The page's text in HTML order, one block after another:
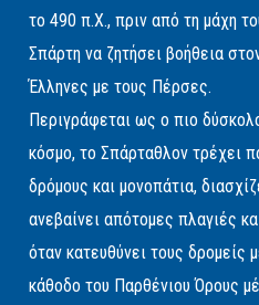
το 490 π.Χ., πριν από τη μάχη
Σπάρτη να ζητήσει βοήθεια
Έλληνες με τους Πέρσες.
Περιγράφεται ως ο πιο
κόσμο, το Σπάρταθλον τρέχει
δρόμους και μονοπάτια,
ανεβαίνει απότομες πλαγιές
όταν κατευθύνει τους δρομείς
κάθοδο του Παρθένιου Όρους